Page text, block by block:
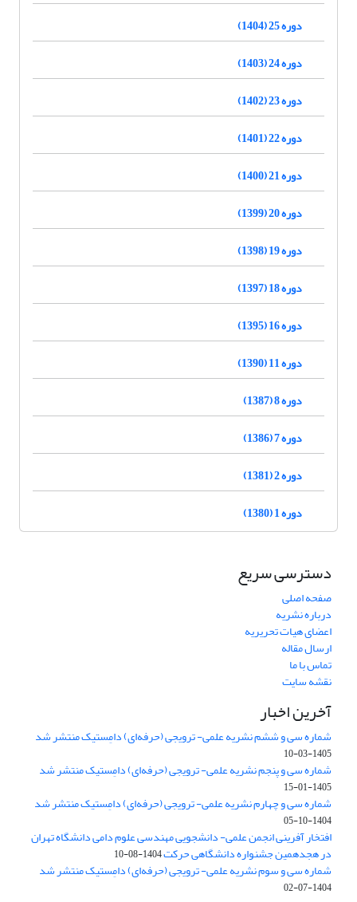
دوره 25 (1404)
دوره 24 (1403)
دوره 23 (1402)
دوره 22 (1401)
دوره 21 (1400)
دوره 20 (1399)
دوره 19 (1398)
دوره 18 (1397)
دوره 16 (1395)
دوره 11 (1390)
دوره 8 (1387)
دوره 7 (1386)
دوره 2 (1381)
دوره 1 (1380)
دسترسی سریع
صفحه اصلی
درباره نشریه
اعضای هیات تحریریه
ارسال مقاله
تماس با ما
نقشه سایت
آخرین اخبار
شماره سی و ششم نشریه علمی- ترویجی (حرفه‌ای) دامِستیک منتشر شد
1405-03-10
شماره سی و پنجم نشریه علمی- ترویجی (حرفه‌ای) دامِستیک منتشر شد
1405-01-15
شماره سی و چهارم نشریه علمی- ترویجی (حرفه‌ای) دامِستیک منتشر شد
1404-10-05
افتخار آفرینی انجمن علمی- دانشجویی مهندسی علوم دامی دانشگاه تهران
در هجدهمین جشنواره دانشگاهی حرکت1404-08-10
شماره سی و سوم نشریه علمی- ترویجی (حرفه‌ای) دامِستیک منتشر شد
1404-07-02